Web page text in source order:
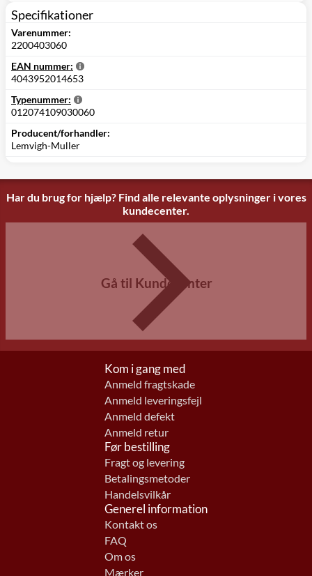
Specifikationer
Varenummer:
2200403060
EAN nummer:
4043952014653
Typenummer:
012074109030060
Producent/forhandler:
Lemvigh-Muller
Har du brug for hjælp? Find alle relevante oplysninger i vores
kundecenter.
Gå til Kundecenter
Kom i gang med
Anmeld fragtskade
Anmeld leveringsfejl
Anmeld defekt
Anmeld retur
Før bestilling
Fragt og levering
Betalingsmetoder
Handelsvilkår
Generel information
Kontakt os
FAQ
Om os
Mærker